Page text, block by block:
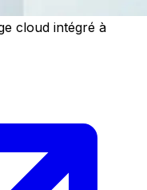
cloud intégré à